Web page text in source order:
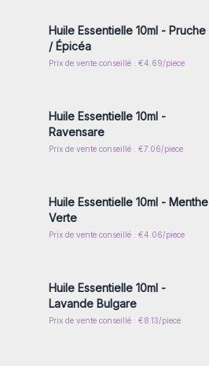
Huile Essentielle 10ml - Pruche
/ Épicéa
Prix de vente conseillé : €4.69/piece
Connectez-vous ou inscrivez-
Huile Essentielle 10ml -
Ravensare
Prix de vente conseillé : €7.06/piece
Connectez-vous ou inscrivez-
Huile Essentielle 10ml - Menthe
Verte
Prix de vente conseillé : €4.06/piece
Connectez-vous ou inscrivez-
Huile Essentielle 10ml -
Lavande Bulgare
Prix de vente conseillé : €8.13/piece
Connectez-vous ou inscrivez-